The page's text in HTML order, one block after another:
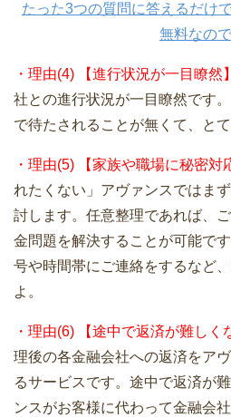
たった3つの質問に答えるだけ
無料なの
・理由(4) 【進行状況が一目瞭然】
社との進行状況が一目瞭然です
で待たされることが無くて、と
・理由(5) 【家族や職場に秘密対
れたくない」アヴァンスではま
討します。任意整理であれば、
金問題を解決することが可能で
号や時間帯にご連絡をするなど
よ。
・理由(6) 【途中で返済が難しく
理後の各金融会社への返済をア
るサービスです。途中で返済が
ンスがお客様に代わって金融会